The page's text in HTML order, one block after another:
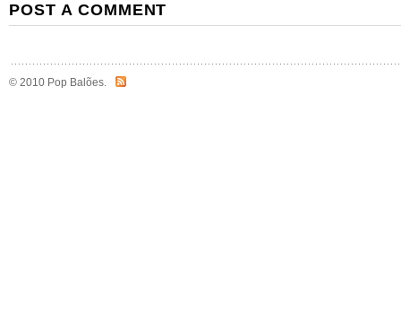
POST A COMMENT
© 2010 Pop Balões.